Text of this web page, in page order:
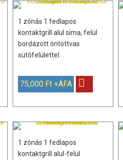
1 zónás 1 fedlapos
kontaktgrill alul sima, felül
bordázott öntöttvas
sütőfelülettel
75,000 Ft +ÁFA
1 zónás 1 fedlapos
kontaktgrill alul-felül